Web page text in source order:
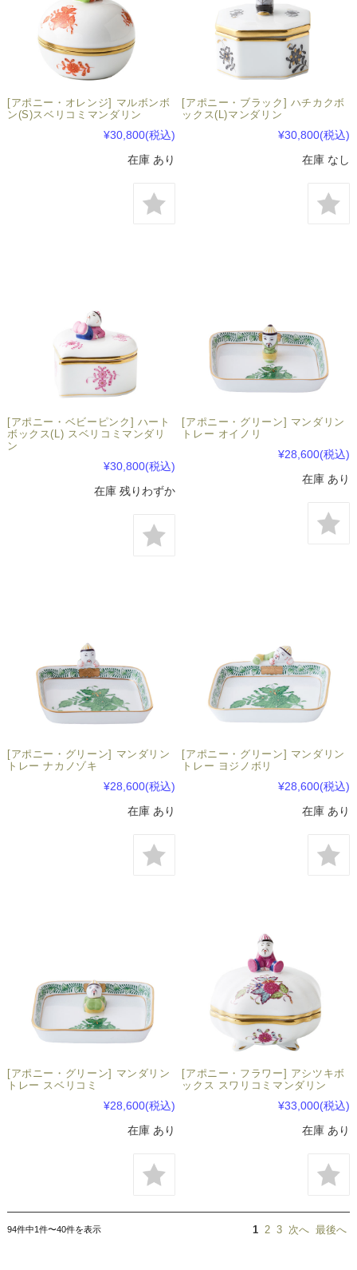
[アポニー・オレンジ] マルボンボ
ン(S)スベリコミマンダリン
¥30,800(税込)
在庫 あり
[アポニー・ブラック] ハチカクボ
ックス(L)マンダリン
¥30,800(税込)
在庫 なし
[アポニー・ベビーピンク] ハート
ボックス(L) スベリコミマンダリ
ン
¥30,800(税込)
在庫 残りわずか
[アポニー・グリーン] マンダリン
トレー オイノリ
¥28,600(税込)
在庫 あり
[アポニー・グリーン] マンダリン
トレー ナカノゾキ
¥28,600(税込)
在庫 あり
[アポニー・グリーン] マンダリン
トレー ヨジノボリ
¥28,600(税込)
在庫 あり
[アポニー・グリーン] マンダリン
トレー スベリコミ
¥28,600(税込)
在庫 あり
[アポニー・フラワー] アシツキボ
ックス スワリコミマンダリン
¥33,000(税込)
在庫 あり
94件中1件〜40件を表示 1 2 3 次へ 最後へ